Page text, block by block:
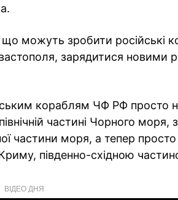
можуть зробити російські
зарядитися новими
кораблям ЧФ РФ просто
частині Чорного моря,
частини моря, а тепер просто
південно-східною
ВІДЕО ДНЯ